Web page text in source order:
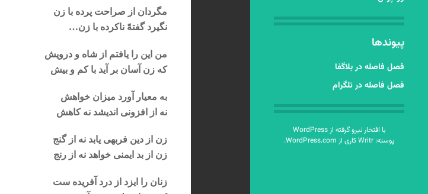
پیوندها
فصل فاصله در بلاگفا
فصل فاصله در تلگرام
با افتخار نیرو گرفته از WordPress
پوسته: Writr کاری از
WordPress.com
.
مگردان از صراحت پرده با زن
نگیرد گفتهّ ناکرده با زن…
من این را یافتم از شاه و درویش
که زن آسان بر آید با کم و بیش
به معیار آورد میزان خواهش
نه از افزونی اندیشد نه کاهش
زن از دین فربهی یابد نه از گنج
زن از بد ایمنی خواهد نه از رنج
زنان را ایزد از درد آفریده ست